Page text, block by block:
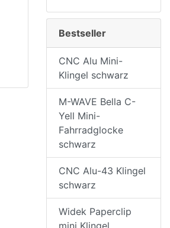
Bestseller
CNC Alu Mini-
Klingel schwarz
M-WAVE Bella C-
Yell Mini-
Fahrradglocke
schwarz
CNC Alu-43 Klingel
schwarz
Widek Paperclip